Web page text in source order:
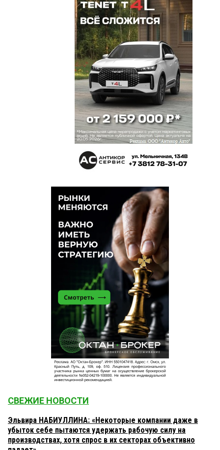
СВЕЖИЕ НОВОСТИ
Эльвира НАБИУЛЛИНА: «Некоторые компании даже в
убыток себе пытаются удержать рабочую силу на
производствах, хотя спрос в их секторах объективно